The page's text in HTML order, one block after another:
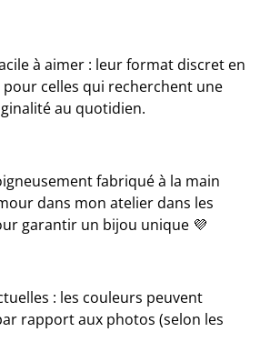
à aimer : leur format discret en
celles qui recherchent une
au quotidien.
fabriqué à la main
dans mon atelier dans les
garantir un bijou unique 💜
: les couleurs peuvent
rapport aux photos (selon les